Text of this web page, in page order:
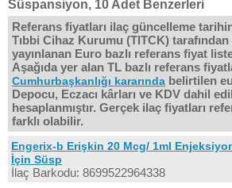
Süspansiyon, 10 Adet Benzerleri
Referans fiyatları ilaç güncelleme
Tıbbi Cihaz Kurumu (TITCK) tarafından
yayınlanan Euro bazlı referans fiyat
Aşağıda yer alan TL bazlı referans
Cumhurbaşkanlığı kararında belirtilen
Depocu, Eczacı kârları ve KDV dahil
hesaplanmıştır. Gerçek ilaç fiyatları
farklı olabilir.
Engerix-b Erişkin 20 Mcg/ 1ml
İçin Süsp
İlaç Barkodu: 8699522964338